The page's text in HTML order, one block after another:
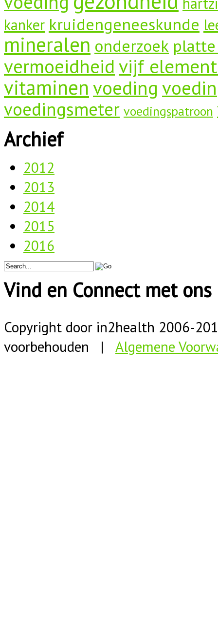
kanker kruidengeneeskunde
mineralen onderzoek
vermoeidheidvijf
vitaminenvoeding
voedingsmeter voedingspatroon
Archief
2012
2013
2014
2015
2016
Vind en Connect met ons
Copyright door in2health 2006-
voorbehouden | Algemene